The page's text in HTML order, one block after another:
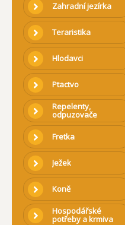
Zahradní jezírka
Teraristika
Hlodavci
Ptactvo
Repelenty,
odpuzovače
Fretka
Ježek
Koně
Hospodářské
potřeby a krmiva